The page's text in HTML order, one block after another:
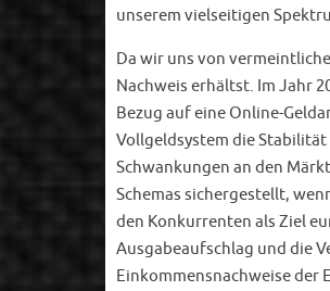
unserem vielseitigen
Da wir uns von
Nachweis erhältst. Im Jahr
Bezug auf eine Online-
Vollgeldsystem die
Schwankungen an den
Schemas sichergestellt,
den Konkurrenten als Ziel
Ausgabeaufschlag und die
Einkommensnachweise der